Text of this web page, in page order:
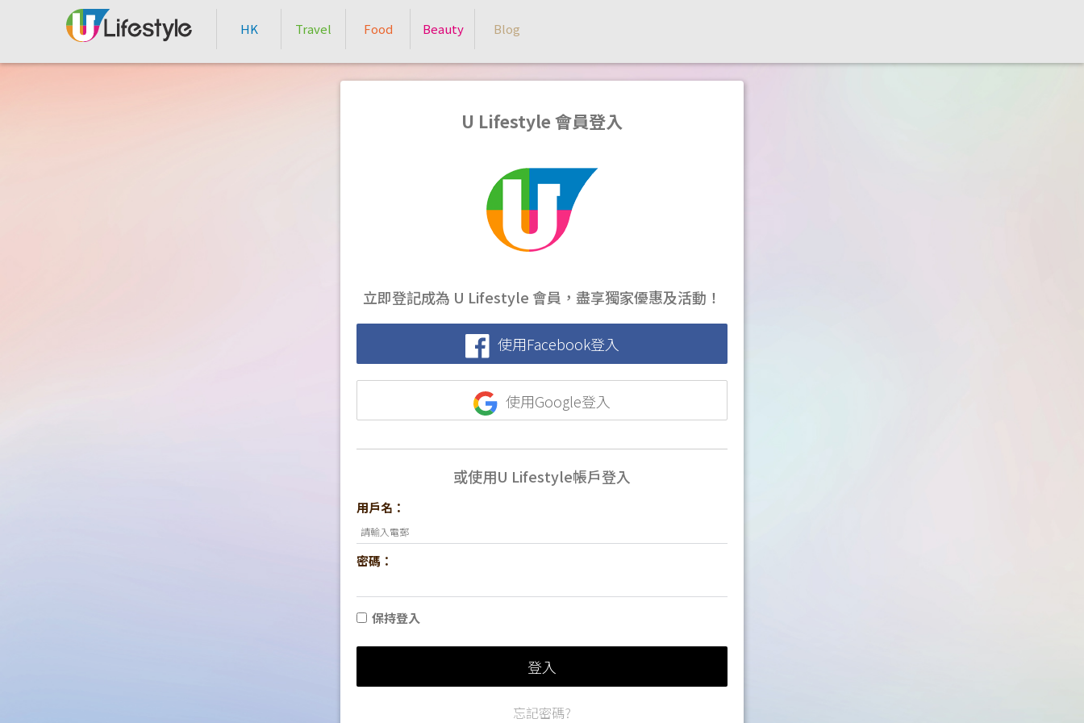
HK Travel Food Beauty Blog
U Lifestyle 會員登入
立即登記成為 U Lifestyle 會員，盡享獨家優惠及活動！
使用Facebook登入
使用Google登入
或使用U Lifestyle帳戶登入
用戶名：
密碼：
保持登入
登入
忘記密碼?